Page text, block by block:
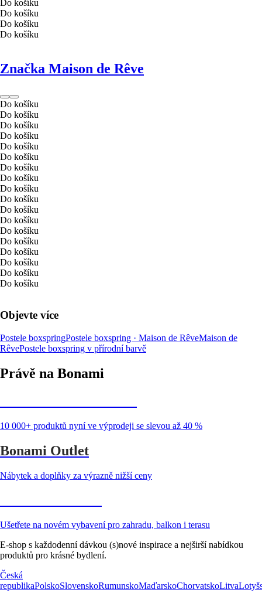
Do košíku
Do košíku
Do košíku
Do košíku
Značka Maison de Rêve
Do košíku
Do košíku
Do košíku
Do košíku
Do košíku
Do košíku
Do košíku
Do košíku
Do košíku
Do košíku
Do košíku
Do košíku
Do košíku
Do košíku
Do košíku
Do košíku
Do košíku
Do košíku
Objevte více
Postele boxspringPostele boxspring · Maison de RêveMaison de
RêvePostele boxspring v přírodní barvě
Právě na Bonami
10 000+ produktů nyní ve výprodeji se slevou až 40 %
Bonami Outlet
Nábytek a doplňky za výrazně nižší ceny
Ušetřete na novém vybavení pro zahradu, balkon i terasu
E-shop s každodenní dávkou (s)nové inspirace a nejširší nabídkou
produktů pro krásné bydlení.
Česká
republikaPolskoSlovenskoRumunskoMaďarskoChorvatskoLitva